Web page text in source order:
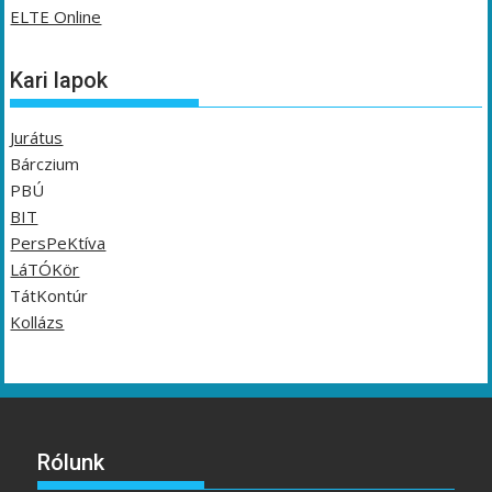
ELTE Online
Kari lapok
Jurátus
Bárczium
PBÚ
BIT
PersPeKtíva
LáTÓKör
TátKontúr
Kollázs
Rólunk